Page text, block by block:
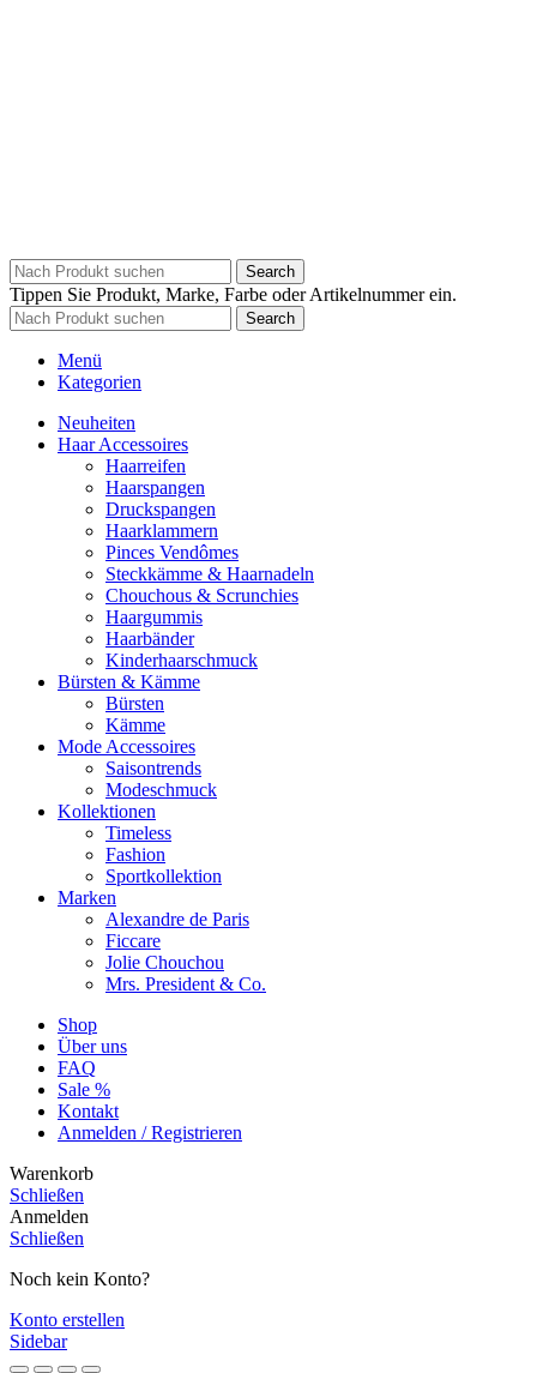
Search
Tippen Sie Produkt, Marke, Farbe oder Artikelnummer ein.
Search
Menü
Kategorien
Neuheiten
Haar Accessoires
Haarreifen
Haarspangen
Druckspangen
Haarklammern
Pinces Vendômes
Steckkämme & Haarnadeln
Chouchous & Scrunchies
Haargummis
Haarbänder
Kinderhaarschmuck
Bürsten & Kämme
Bürsten
Kämme
Mode Accessoires
Saisontrends
Modeschmuck
Kollektionen
Timeless
Fashion
Sportkollektion
Marken
Alexandre de Paris
Ficcare
Jolie Chouchou
Mrs. President & Co.
Shop
Über uns
FAQ
Sale %
Kontakt
Anmelden / Registrieren
Warenkorb
Schließen
Anmelden
Schließen
Noch kein Konto?
Konto erstellen
Sidebar